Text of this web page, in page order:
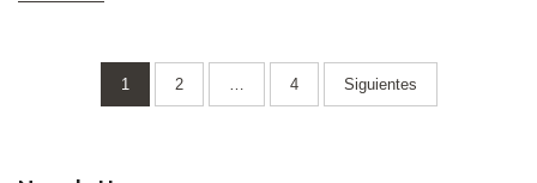
Paginación
1 2 4 Siguientes